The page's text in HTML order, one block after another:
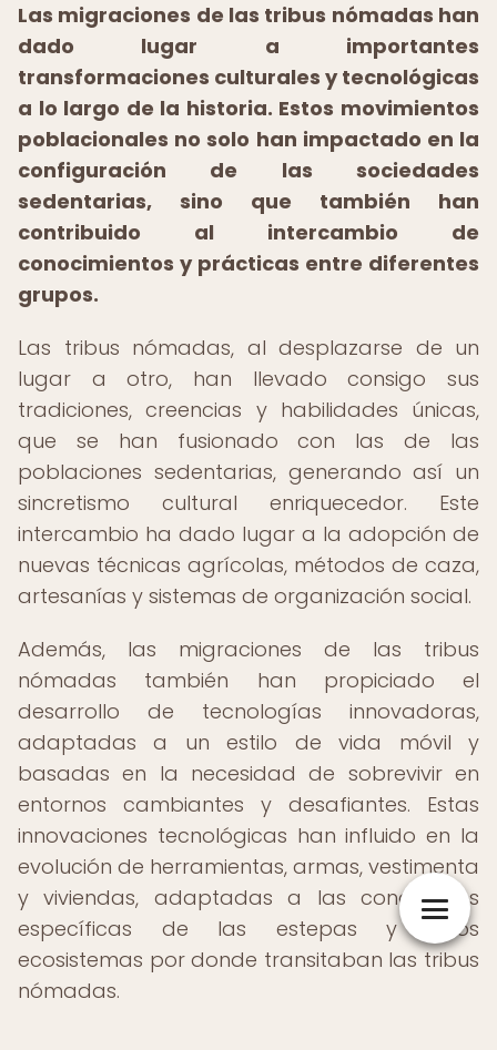
Las migraciones de las tribus nómadas han
dado lugar a importantes
transformaciones culturales y tecnológicas
a lo largo de la historia. Estos movimientos
poblacionales no solo han impactado en la
configuración de las sociedades
sedentarias, sino que también han
contribuido al intercambio de
conocimientos y prácticas entre diferentes
grupos.
Las tribus nómadas, al desplazarse de un
lugar a otro, han llevado consigo sus
tradiciones, creencias y habilidades únicas,
que se han fusionado con las de las
poblaciones sedentarias, generando así un
sincretismo cultural enriquecedor. Este
intercambio ha dado lugar a la adopción de
nuevas técnicas agrícolas, métodos de caza,
artesanías y sistemas de organización social.
Además, las migraciones de las tribus
nómadas también han propiciado el
desarrollo de tecnologías innovadoras,
adaptadas a un estilo de vida móvil y
basadas en la necesidad de sobrevivir en
entornos cambiantes y desafiantes. Estas
innovaciones tecnológicas han influido en la
evolución de herramientas, armas, vestimenta
y viviendas, adaptadas a las condiciones
específicas de las estepas y otros
ecosistemas por donde transitaban las tribus
nómadas.